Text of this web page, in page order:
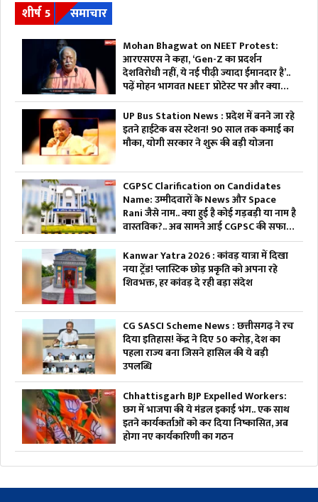
शीर्ष 5 समाचार
Mohan Bhagwat on NEET Protest:
आरएसएस ने कहा, ‘Gen-Z का प्रदर्शन
देशविरोधी नहीं, ये नई पीढ़ी ज्यादा ईमानदार है’..
पढ़ें मोहन भागवत NEET प्रोटेस्ट पर और क्या
कहा
UP Bus Station News : प्रदेश में बनने जा रहे
इतने हाईटेक बस स्टेशन! 90 साल तक कमाई का
मौका, योगी सरकार ने शुरू की बड़ी योजना
CGPSC Clarification on Candidates
Name: उम्मीदवारों के News और Space
Rani जैसे नाम.. क्या हुई है कोई गड़बड़ी या नाम है
वास्तविक?.. अब सामने आई CGPSC की सफाई,
पढ़ें
Kanwar Yatra 2026 : कांवड़ यात्रा में दिखा
नया ट्रेंड! प्लास्टिक छोड़ प्रकृति को अपना रहे
शिवभक्त, हर कांवड़ दे रही बड़ा संदेश
CG SASCI Scheme News : छत्तीसगढ़ ने रच
दिया इतिहास! केंद्र ने दिए 50 करोड़, देश का
पहला राज्य बना जिसने हासिल की ये बड़ी
उपलब्धि
Chhattisgarh BJP Expelled Workers:
छग में भाजपा की ये मंडल इकाई भंग.. एक साथ
इतने कार्यकर्ताओं को कर दिया निष्कासित, अब
होगा नए कार्यकारिणी का गठन